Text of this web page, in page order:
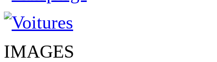
IMAGES